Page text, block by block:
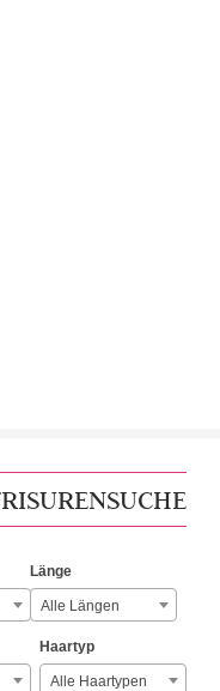
Länge
Alle Längen
Haartyp
Alle Haartypen